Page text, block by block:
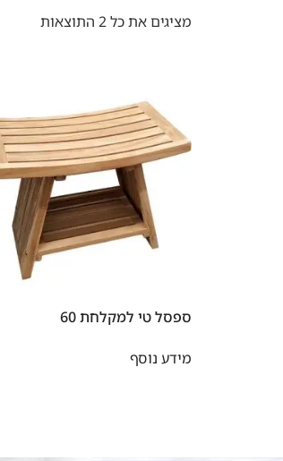
מציגים את כל ⁦2⁩ התוצאות
ספסל טי למקלחת 60
מידע נוסף